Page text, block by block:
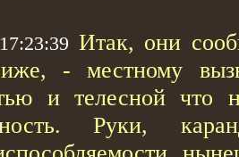
Итак, они
- местному
и телесной что
Руки,